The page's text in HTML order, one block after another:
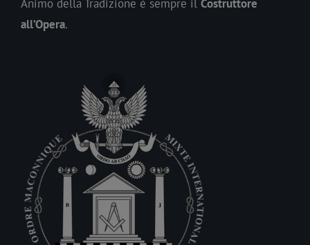
Animo della Tradizione è sempre il Costruttore
all’Opera.